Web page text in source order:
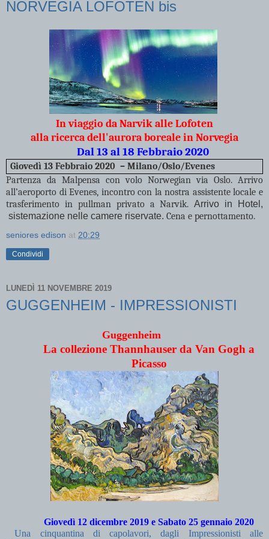
NORVEGIA LOFOTEN bis
In viaggio da Narvik alle Lofoten
alla ricerca dell'aurora boreale in Norvegia
Dal 13 al 18 Febbraio 2020
Giovedì 13 Febbraio 2020 – Milano/Oslo/Evenes
Partenza da Malpensa con volo Norwegian via Oslo. Arrivo
all’aeroporto di Evenes, incontro con la nostra assistente locale e
trasferimento in pullman privato a Narvik. Arrivo in Hotel,
sistemazione nelle camere riservate. Cena e pernottamento.
seniores edison at 20:29
Condividi
LUNEDÌ 11 NOVEMBRE 2019
GUGGENHEIM - IMPRESSIONISTI
Guggenheim
La collezione Thannhauser da Van Gogh a
Picasso
Giovedì 12 dicembre 2019 e Sabato 25 gennaio 2020
Una cinquantina di capolavori, dagli Impressionisti alle